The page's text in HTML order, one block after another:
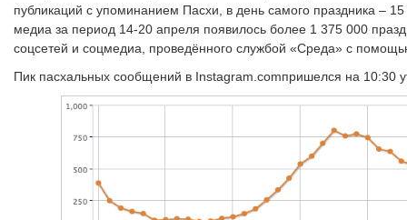
публикаций с упоминанием Пасхи, в день самого праздника –
медиа за период 14-20 апреля появилось более 1 375 000
соцсетей и соцмедиа, проведённого службой «Среда» с
Пик пасхальных сообщений в Instagram.comпришелся на 10:30